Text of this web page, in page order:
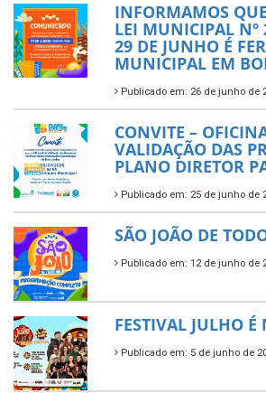
INFORMAMOS
LEI MUNICIPAL
29 DE JUNHO É
MUNICIPAL EM
Publicado em: 26 de junho de
CONVITE –
VALIDAÇÃO DAS
PLANO DIRETOR
Publicado em: 25 de junho de
SÃO JOÃO DE
Publicado em: 12 de junho de
FESTIVAL JULHO É
Publicado em: 5 de junho de